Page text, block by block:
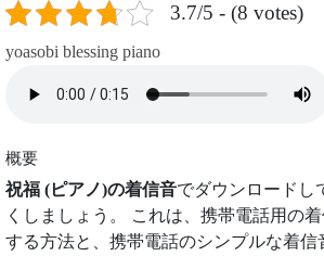
3.7/5 - (8 votes)
yoasobi blessing piano
概要
祝福 (ピアノ)の着信音でダウンロードし
くしましょう。 これは、携帯電話用の
する方法と、携帯電話のシンプルな着信